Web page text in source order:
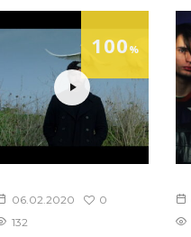
100 %
06.02.2020
0
132